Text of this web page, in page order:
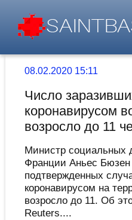
08.02.2020 15:11
Число
коронавирусом
возросло до 11
Министр социальных
Франции Аньес
подтвержденных
коронавирусом на
возросло до 11. Об
Reuters....